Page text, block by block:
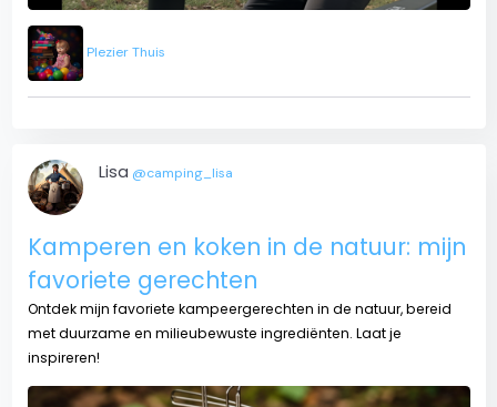
Plezier Thuis
Lisa @camping_lisa
Kamperen en koken in de natuur: mijn
favoriete gerechten
Ontdek mijn favoriete kampeergerechten in de natuur, bereid
met duurzame en milieubewuste ingrediënten. Laat je
inspireren!